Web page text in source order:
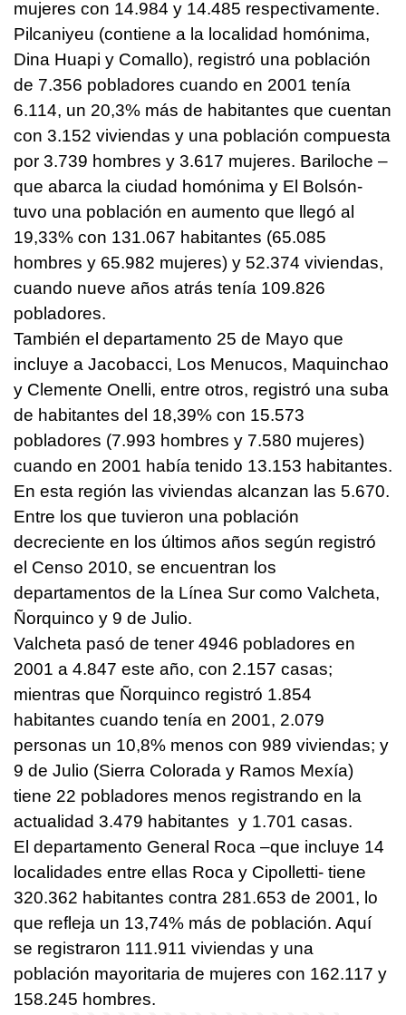
mujeres con 14.984 y 14.485 respectivamente.
Pilcaniyeu (contiene a la localidad homónima,
Dina Huapi y Comallo), registró una población
de 7.356 pobladores cuando en 2001 tenía
6.114, un 20,3% más de habitantes que cuentan
con 3.152 viviendas y una población compuesta
por 3.739 hombres y 3.617 mujeres. Bariloche –
que abarca la ciudad homónima y El Bolsón-
tuvo una población en aumento que llegó al
19,33% con 131.067 habitantes (65.085
hombres y 65.982 mujeres) y 52.374 viviendas,
cuando nueve años atrás tenía 109.826
pobladores.
También el departamento 25 de Mayo que
incluye a Jacobacci, Los Menucos, Maquinchao
y Clemente Onelli, entre otros, registró una suba
de habitantes del 18,39% con 15.573
pobladores (7.993 hombres y 7.580 mujeres)
cuando en 2001 había tenido 13.153 habitantes.
En esta región las viviendas alcanzan las 5.670.
Entre los que tuvieron una población
decreciente en los últimos años según registró
el Censo 2010, se encuentran los
departamentos de la Línea Sur como Valcheta,
Ñorquinco y 9 de Julio.
Valcheta pasó de tener 4946 pobladores en
2001 a 4.847 este año, con 2.157 casas;
mientras que Ñorquinco registró 1.854
habitantes cuando tenía en 2001, 2.079
personas un 10,8% menos con 989 viviendas; y
9 de Julio (Sierra Colorada y Ramos Mexía)
tiene 22 pobladores menos registrando en la
actualidad 3.479 habitantes y 1.701 casas.
El departamento General Roca –que incluye 14
localidades entre ellas Roca y Cipolletti- tiene
320.362 habitantes contra 281.653 de 2001, lo
que refleja un 13,74% más de población. Aquí
se registraron 111.911 viviendas y una
población mayoritaria de mujeres con 162.117 y
158.245 hombres.